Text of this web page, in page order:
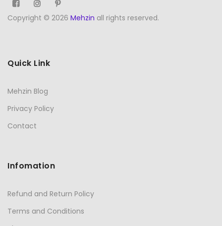
Copyright © 2026 Mehzin all rights reserved.
Quick Link
Mehzin Blog
Privacy Policy
Contact
Infomation
Refund and Return Policy
Terms and Conditions